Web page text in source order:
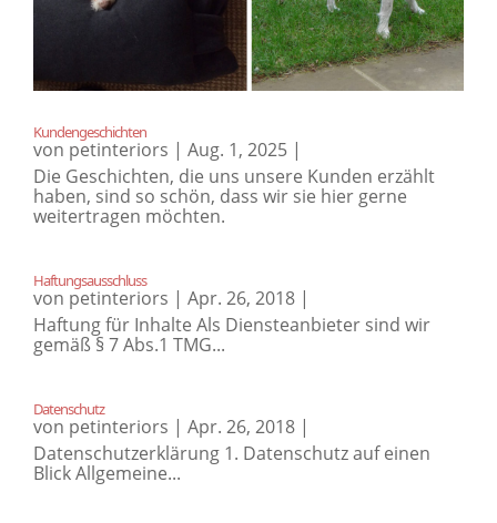
Kundengeschichten
von petinteriors | Aug. 1, 2025 |
Die Geschichten, die uns unsere Kunden erzählt
haben, sind so schön, dass wir sie hier gerne
weitertragen möchten.
Haftungsausschluss
von petinteriors | Apr. 26, 2018 |
Haftung für Inhalte Als Diensteanbieter sind wir
gemäß § 7 Abs.1 TMG...
Datenschutz
von petinteriors | Apr. 26, 2018 |
Datenschutzerklärung 1. Datenschutz auf einen
Blick Allgemeine...